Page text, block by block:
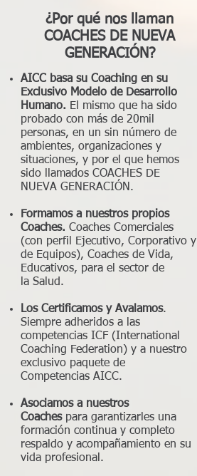
¿Por qué nos llaman
COACHES DE NUEVA
GENERACIÓN?
AICC basa su Coaching en su
Exclusivo Modelo de Desarrollo
Humano. El mismo que ha sido
probado con más de 20mil
personas, en un sin número de
ambientes, organizaciones y
situaciones, y por el que hemos
sido llamados COACHES DE
NUEVA GENERACIÓN.
Formamos a nuestros propios
Coaches. Coaches Comerciales
(con perfil Ejecutivo, Corporativo y
de Equipos), Coaches de Vida,
Educativos, para el sector de
la Salud.
Los Certificamos y Avalamos.
Siempre adheridos a las
competencias ICF (International
Coaching Federation) y a nuestro
exclusivo paquete de
Competencias AICC.
Asociamos a nuestros
Coachespara garantizarles una
formación continua y completo
respaldo y acompañamiento en su
vida profesional.